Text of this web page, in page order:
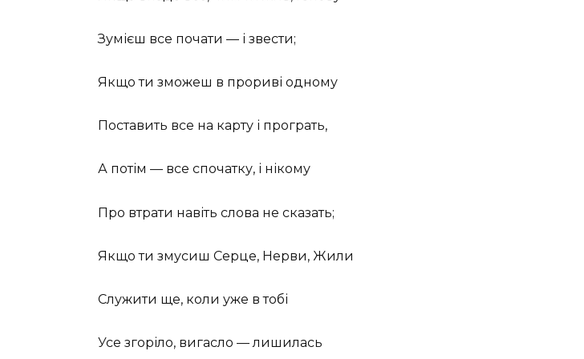
Зумієш все почати — і звести;
Якщо ти зможеш в прориві одному
Поставить все на карту і програть,
А потім — все спочатку, і нікому
Про втрати навіть слова не сказать;
Якщо ти змусиш Серце, Нерви, Жили
Служити ще, коли уже в тобі
Усе згоріло, вигасло — лишилась